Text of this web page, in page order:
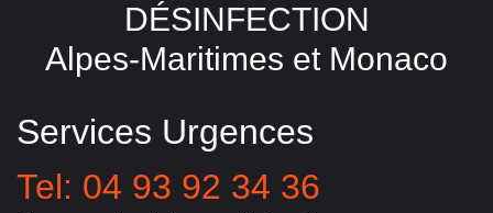
DÉSINFECTION
Alpes-Maritimes et Monaco
Services Urgences
Tel: 04 93 92 34 36